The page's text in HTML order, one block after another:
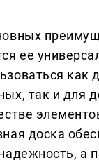
ее
как
так и для
доска
а